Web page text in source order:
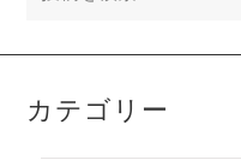
カテゴリー